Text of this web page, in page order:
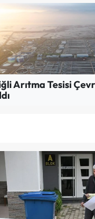
Yıkıma
Arıtma Tesisi